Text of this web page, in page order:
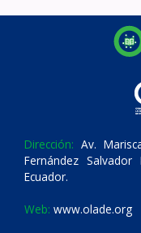
Dirección: Av.
Fernández
Ecuador.
Web: www.olade.org